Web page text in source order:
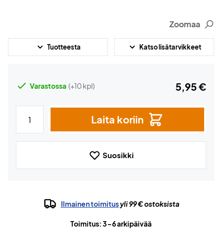
Zoomaa
Tuotteesta Katso lisätarvikkeet
Varastossa (+10 kpl) 5,95 €
Laita koriin
Suosikki
Ilmainen toimitusyli 99 € ostoksista
Toimitus: 3-6 arkipäivää